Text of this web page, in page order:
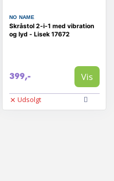
NO NAME
Skråstol 2-i-1 med vibration
og lyd - Lisek 17672
399,- Vis
Udsolgt